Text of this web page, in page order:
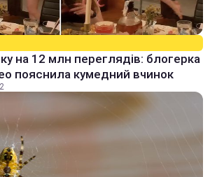
на 12 млн переглядів: блогерка
пояснила кумедний вчинок